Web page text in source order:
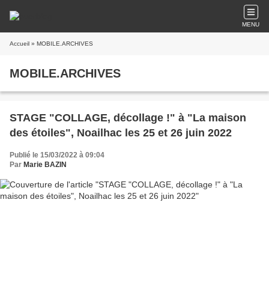
MENU
Accueil » MOBILE.ARCHIVES
MOBILE.ARCHIVES
STAGE "COLLAGE, décollage !" à "La maison
des étoiles", Noailhac les 25 et 26 juin 2022
Publié le 15/03/2022 à 09:04
Par Marie BAZIN